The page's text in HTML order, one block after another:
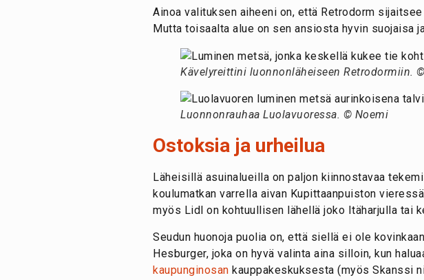
Ainoa valituksen aiheeni on, että Retrodorm
Mutta toisaalta alue on sen ansiosta hyvin suojaisa
Kävelyreittini luonnonläheiseen Retrodormiin.
Luonnonrauhaa Luolavuoressa. © Noemi
Ostoksia ja urheilua
Läheisillä asuinalueilla on paljon kiinnostavaa
koulumatkan varrella aivan Kupittaanpuiston
myös Lidl on kohtuullisen lähellä joko Itäharjulla tai
Seudun huonoja puolia on, että siellä ei ole
Hesburger, joka on hyvä valinta aina silloin, kun
kaupunginosan kauppakeskuksesta (myös Skanssi